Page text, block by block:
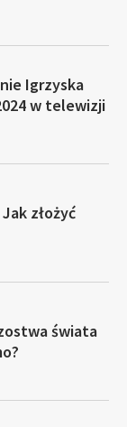
Igrzyska
w telewizji
złożyć
świata